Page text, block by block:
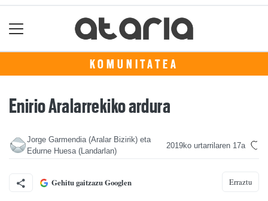
KOMUNITATEA
Enirio Aralarrekiko ardura
Jorge Garmendia (Aralar Bizirik) eta
Edurne Huesa (Landarlan)
2019ko urtarrilaren 17a
Gehitu gaitzazu Googlen Erraztu